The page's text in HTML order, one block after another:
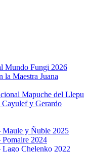
Mundo Fungi 2026
la Maestra Juana
Mapuche del Llepu
Cayulef y Gerardo
Maule y Ñuble 2025
Pomaire 2024
Lago Chelenko 2022